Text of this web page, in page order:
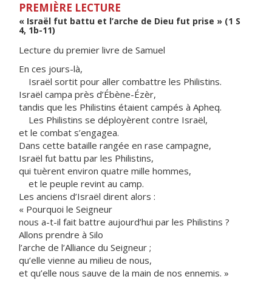
PREMIÈRE LECTURE
« Israël fut battu et l’arche de Dieu fut prise » (1 S
4, 1b-11)
Lecture du premier livre de Samuel
En ces jours-là,
Israël sortit pour aller combattre les Philistins.
Israël campa près d’Ébène-Ézèr,
tandis que les Philistins étaient campés à Apheq.
Les Philistins se déployèrent contre Israël,
et le combat s’engagea.
Dans cette bataille rangée en rase campagne,
Israël fut battu par les Philistins,
qui tuèrent environ quatre mille hommes,
et le peuple revint au camp.
Les anciens d’Israël dirent alors :
« Pourquoi le Seigneur
nous a-t-il fait battre aujourd’hui par les Philistins ?
Allons prendre à Silo
l’arche de l’Alliance du Seigneur ;
qu’elle vienne au milieu de nous,
et qu’elle nous sauve de la main de nos ennemis. »